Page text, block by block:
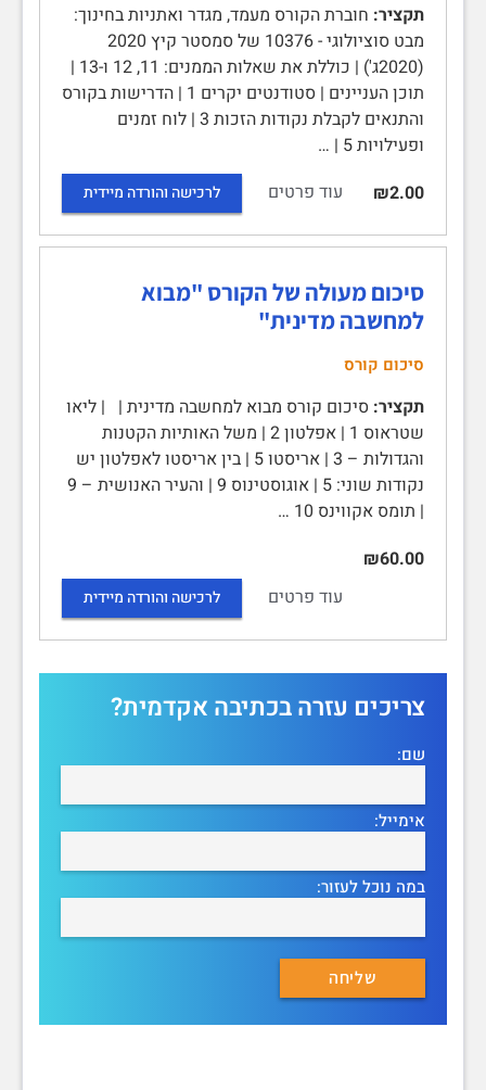
תקציר: חוברת הקורס מעמד, מגדר ואתניות בחינוך:
מבט סוציולוגי - 10376 של סמסטר קיץ 2020
(2020ג') | כוללת את שאלות הממנים: 11, 12 ו-13 |
תוכן העניינים | סטודנטים יקרים 1 | הדרישות בקורס
והתנאים לקבלת נקודות הזכות 3 | לוח זמנים
ופעילויות 5 | …
₪2.00
עוד פרטים לרכישה והורדה מיידית
סיכום מעולה של הקורס "מבוא
למחשבה מדינית"
סיכום קורס
תקציר: סיכום קורס מבוא למחשבה מדינית | | ליאו
שטראוס 1 | אפלטון 2 | משל האותיות הקטנות
והגדולות – 3 | אריסטו 5 | בין אריסטו לאפלטון יש
נקודות שוני: 5 | אוגוסטינוס 9 | והעיר האנושית – 9
| תומס אקווינס 10 …
₪60.00
עוד פרטים
לרכישה והורדה מיידית
צריכים עזרה בכתיבה אקדמית?
שם:
אימייל:
במה נוכל לעזור: